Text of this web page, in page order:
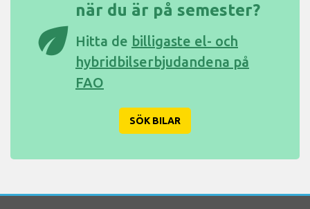
eco
när du är på semester?
Hitta de billigaste el- och
hybridbilserbjudandena på
FAO
SÖK BILAR